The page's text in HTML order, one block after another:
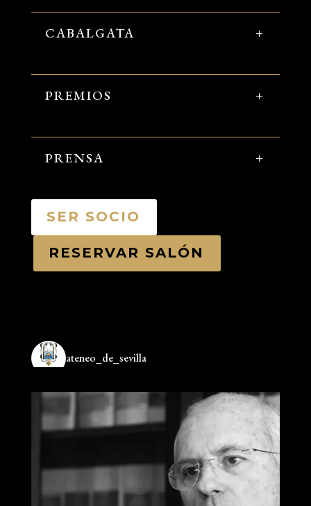
CABALGATA
PREMIOS
PRENSA
SER SOCIO
RESERVAR SALÓN
ateneo_de_sevilla